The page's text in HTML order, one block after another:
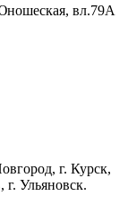
вл.79А
г. Курск,
г. Ульяновск.